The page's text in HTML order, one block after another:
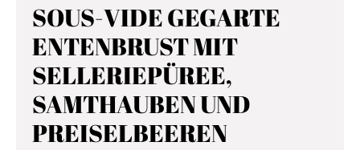
SOUS-VIDE GEGARTE
ENTENBRUST MIT
SELLERIEPÜREE,
SAMTHAUBEN UND
PREISELBEEREN